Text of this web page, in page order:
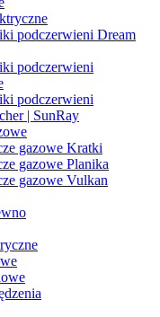
podczerwieni Dream
podczerwieni
podczerwieni
| SunRay
gazowe Kratki
gazowe Planika
gazowe Vulkan